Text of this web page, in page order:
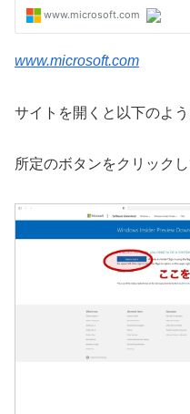
www.microsoft.com
サイトを開くと以下のよ
所定のボタンをクリックし